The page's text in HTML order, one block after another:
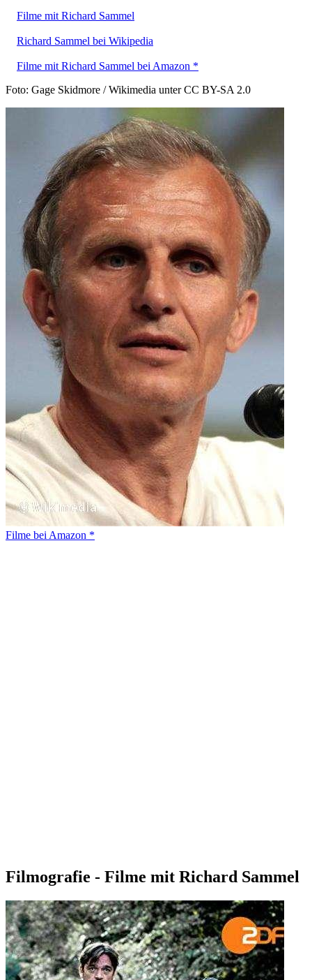
Filme mit Richard Sammel
Richard Sammel bei Wikipedia
Filme mit Richard Sammel bei Amazon *
Foto: Gage Skidmore / Wikimedia unter CC BY-SA 2.0
Filme bei Amazon *
Filmografie - Filme mit Richard Sammel